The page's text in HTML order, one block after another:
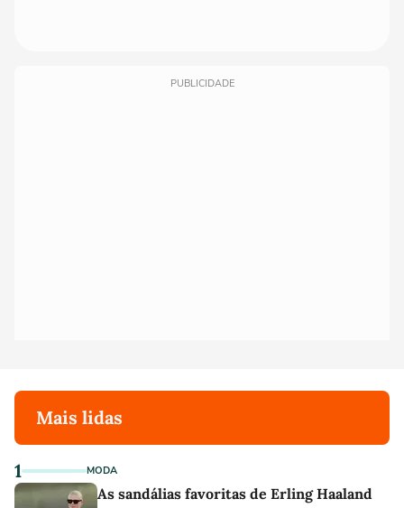
PUBLICIDADE
Mais lidas
1 MODA
As sandálias favoritas de Erling Haaland